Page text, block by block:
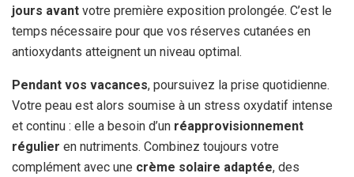
jours avant votre première exposition prolongée. C’est le
temps nécessaire pour que vos réserves cutanées en
antioxydants atteignent un niveau optimal.
Pendant vos vacances, poursuivez la prise quotidienne.
Votre peau est alors soumise à un stress oxydatif intense
et continu : elle a besoin d’un réapprovisionnement
régulier en nutriments. Combinez toujours votre
complément avec une crème solaire adaptée, des